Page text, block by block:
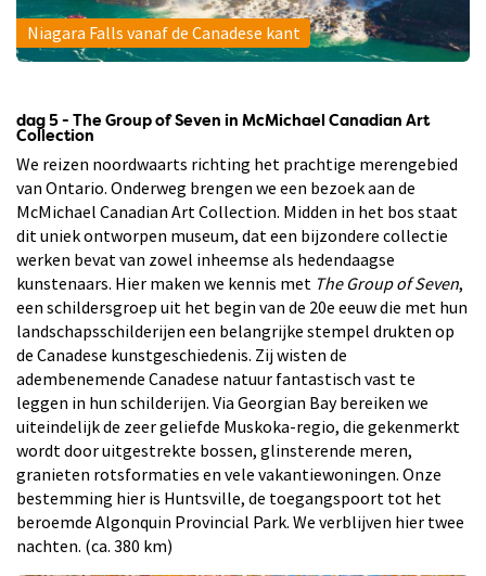
Niagara Falls vanaf de Canadese kant
dag 5 - The Group of Seven in McMichael Canadian Art
Collection
We reizen noordwaarts richting het prachtige merengebied
van Ontario. Onderweg brengen we een bezoek aan de
McMichael Canadian Art Collection. Midden in het bos staat
dit uniek ontworpen museum, dat een bijzondere collectie
werken bevat van zowel inheemse als hedendaagse
kunstenaars. Hier maken we kennis met The Group of Seven,
een schildersgroep uit het begin van de 20e eeuw die met hun
landschapsschilderijen een belangrijke stempel drukten op
de Canadese kunstgeschiedenis. Zij wisten de
adembenemende Canadese natuur fantastisch vast te
leggen in hun schilderijen. Via Georgian Bay bereiken we
uiteindelijk de zeer geliefde Muskoka-regio, die gekenmerkt
wordt door uitgestrekte bossen, glinsterende meren,
granieten rotsformaties en vele vakantiewoningen. Onze
bestemming hier is Huntsville, de toegangspoort tot het
beroemde Algonquin Provincial Park. We verblijven hier twee
nachten. (ca. 380 km)